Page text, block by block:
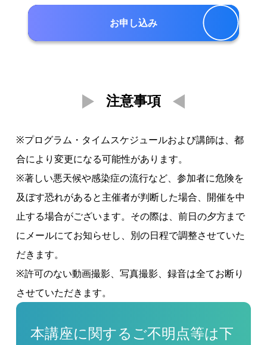
お申し込み
注意事項
※プログラム・タイムスケジュールおよび講師は、都
合により変更になる可能性があります。
※著しい悪天候や感染症の流行など、参加者に危険を
及ぼす恐れがあると主催者が判断した場合、開催を中
止する場合がございます。その際は、前日の夕方まで
にメールにてお知らせし、別の日程で調整させていた
だきます。
※許可のない動画撮影、写真撮影、録音は全てお断り
させていただきます。
本講座に関するご不明点等は下